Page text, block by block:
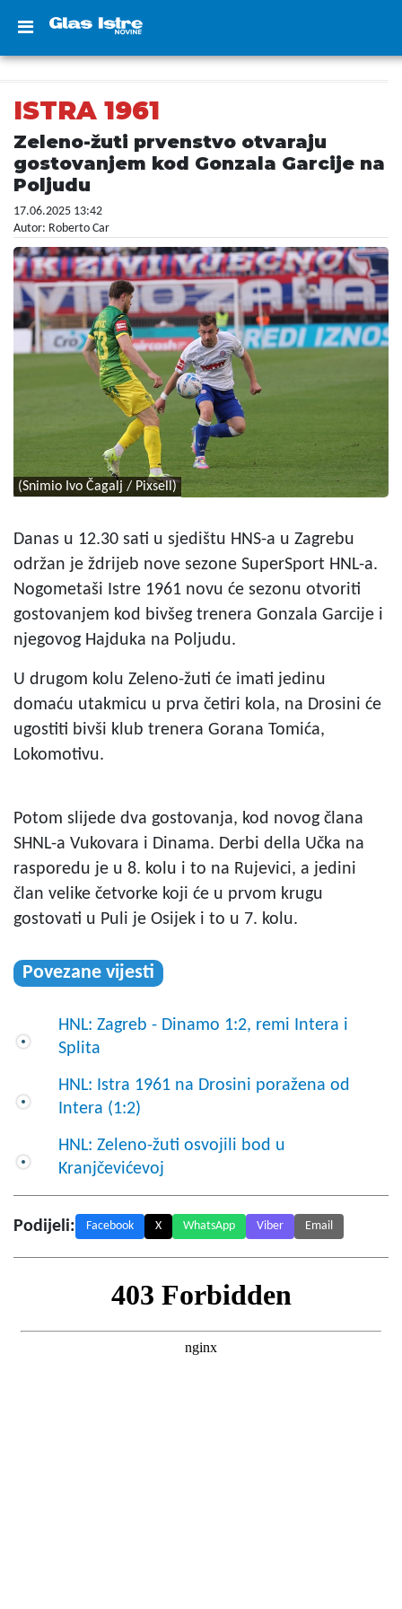
ISTRA 1961
Zeleno-žuti prvenstvo otvaraju
gostovanjem kod Gonzala Garcije na
Poljudu
17.06.2025 13:42
Autor: Roberto Car
(Snimio Ivo Čagalj / Pixsell)
Danas u 12.30 sati u sjedištu HNS-a u Zagrebu
održan je ždrijeb nove sezone SuperSport HNL-a.
Nogometaši Istre 1961 novu će sezonu otvoriti
gostovanjem kod bivšeg trenera Gonzala Garcije i
njegovog Hajduka na Poljudu.
U drugom kolu Zeleno-žuti će imati jedinu
domaću utakmicu u prva četiri kola, na Drosini će
ugostiti bivši klub trenera Gorana Tomića,
Lokomotivu.
Potom slijede dva gostovanja, kod novog člana
SHNL-a Vukovara i Dinama. Derbi della Učka na
rasporedu je u 8. kolu i to na Rujevici, a jedini
član velike četvorke koji će u prvom krugu
gostovati u Puli je Osijek i to u 7. kolu.
Povezane vijesti
HNL: Zagreb - Dinamo 1:2, remi Intera i
Splita
HNL: Istra 1961 na Drosini poražena od
Intera (1:2)
HNL: Zeleno-žuti osvojili bod u
Kranjčevićevoj
Podijeli: Facebook X WhatsApp Viber Email